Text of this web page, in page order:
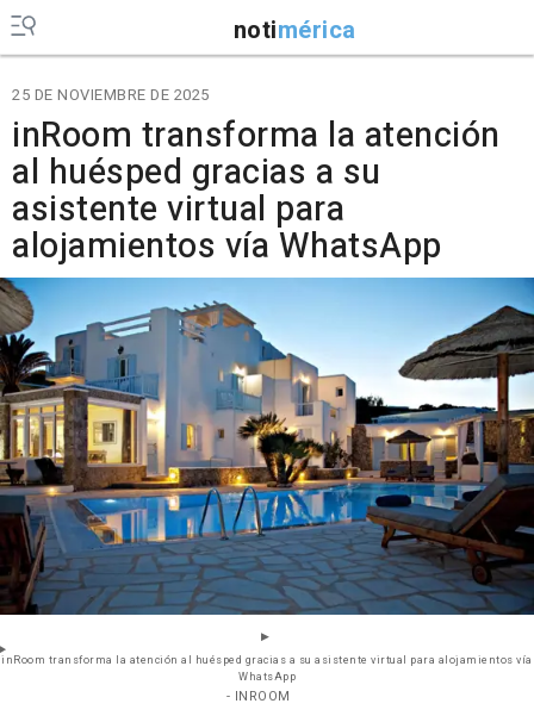
notimérica
25 DE NOVIEMBRE DE 2025
inRoom transforma la atención
al huésped gracias a su
asistente virtual para
alojamientos vía WhatsApp
inRoom transforma la atención al huésped gracias a su asistente virtual para alojamientos vía
WhatsApp
- INROOM